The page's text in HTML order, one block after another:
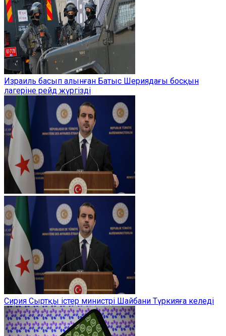
Израиль басып алынған Батыс Шериядағы босқын
лагеріне рейд жүргізді
Сирия Сыртқы істер министрі Шайбани Түркияға келеді